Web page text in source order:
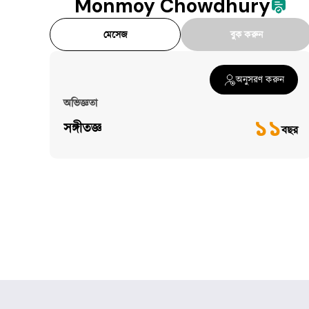
Monmoy Chowdhury
মেসেজ বুক করুন
অনুসরণ করুন
অভিজ্ঞতা
সঙ্গীতজ্ঞ ১১বছর